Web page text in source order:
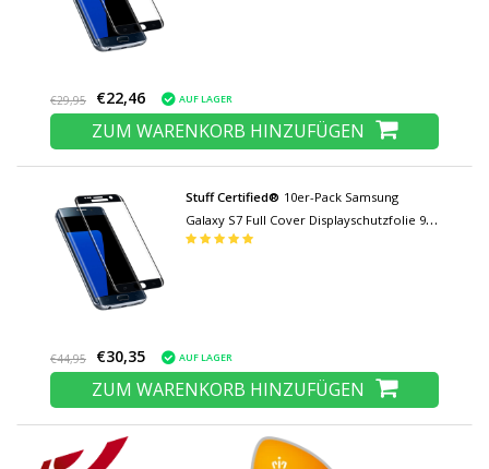
€29,95 €22,46 AUF LAGER
ZUM WARENKORB HINZUFÜGEN
Stuff Certified® 10er-Pack Samsung
Galaxy S7 Full Cover Displayschutzfolie 9D
Hartglasfolie Hartglas
€44,95 €30,35 AUF LAGER
ZUM WARENKORB HINZUFÜGEN